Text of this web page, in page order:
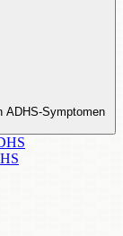
ADHS-Symptomen